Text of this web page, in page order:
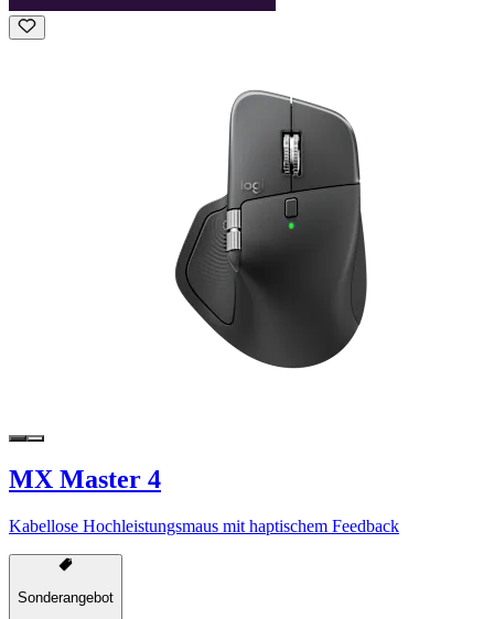
MX Master 4
Kabellose Hochleistungsmaus mit haptischem Feedback
Sonderangebot